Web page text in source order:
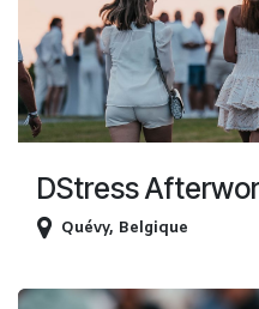
DStress
Quévy, Belgique